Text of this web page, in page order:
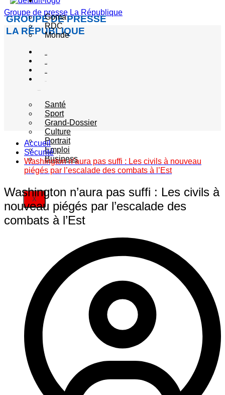
Groupe de presse La République
GROUPE DE PRESSE
LA RÉPUBLIQUE
Goma
RDC
Monde
Santé
Sport
Grand-Dossier
Culture
Portrait
Emploi
Business
X
Accueil
Sécurité
Washington n’aura pas suffi : Les civils à nouveau
piégés par l’escalade des combats à l’Est
Washington n’aura pas suffi : Les civils à
nouveau piégés par l’escalade des
combats à l’Est